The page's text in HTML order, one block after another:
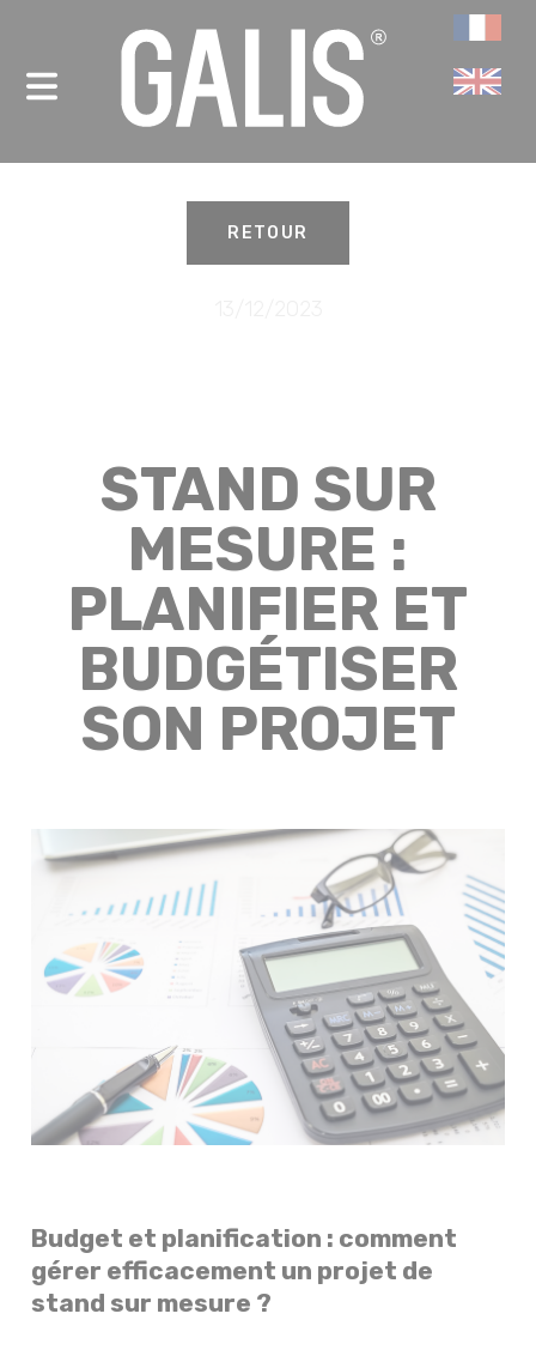
RETOUR
STAND SUR
MESURE :
PLANIFIER ET
BUDGÉTISER
SON PROJET
Budget et planification : comment
gérer efficacement un projet de
stand sur mesure ?